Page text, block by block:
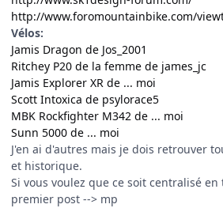
http://www.foromountainbike.com/
Vélos:
Jamis Dragon de Jos_2001
Ritchey P20 de la femme de james_jc
Jamis Explorer XR de ... moi
Scott Intoxica de psylorace5
MBK Rockfighter M342 de ... moi
Sunn 5000 de ... moi
J'en ai d'autres mais je dois retrouver
et historique.
Si vous voulez que ce soit centralisé
premier post --> mp